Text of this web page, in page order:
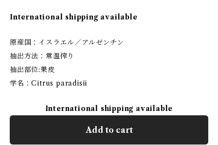
International shipping available
原産国：イスラエル／アルゼンチン
抽出方法：常温搾り
抽出部位:果皮
学名：Citrus paradisii
International shipping available
Add to cart